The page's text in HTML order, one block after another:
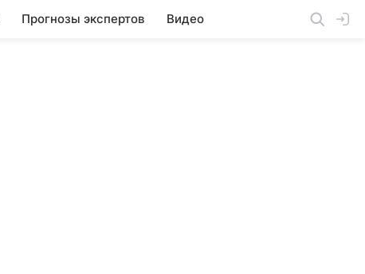
Прогнозы экспертов Видео